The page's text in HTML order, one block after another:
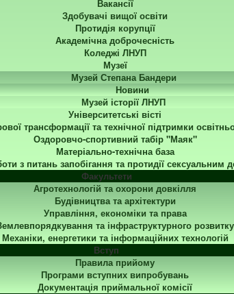
Вакансії
Здобувачі вищої освіти
Протидія корупції
Академічна доброчесність
Коледжі ЛНУП
Музеї
Музей Степана Бандери
Новини
Музей історії ЛНУП
Університетські вісті
трансформації та технічної підтримки
Оздоровчо-спортивний табір "Маяк"
Матеріально-технічна база
з питань запобігання та протидії сексуальним
Факультети
Агротехнологій та охорони довкілля
Будівництва та архітектури
Управління, економіки та права
та інфраструктурного розвитку
Механіки, енергетики та інформаційних технологій
Вступ
Правила прийому
Програми вступних випробувань
Документація приймальної комісії